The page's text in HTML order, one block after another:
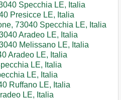
Specchia LE, Italia
Presicce LE, Italia
73040 Specchia LE, Italia
Aradeo LE, Italia
Melissano LE, Italia
Aradeo LE, Italia
LE, Italia
LE, Italia
Ruffano LE, Italia
LE, Italia